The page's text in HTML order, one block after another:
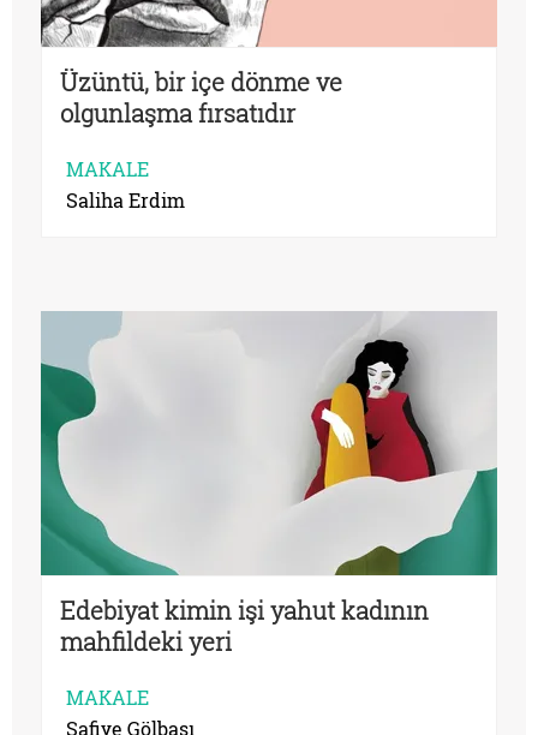
Üzüntü, bir içe dönme ve
olgunlaşma fırsatıdır
MAKALE
Saliha Erdim
Edebiyat kimin işi yahut kadının
mahfildeki yeri
MAKALE
Safiye Gölbaşı